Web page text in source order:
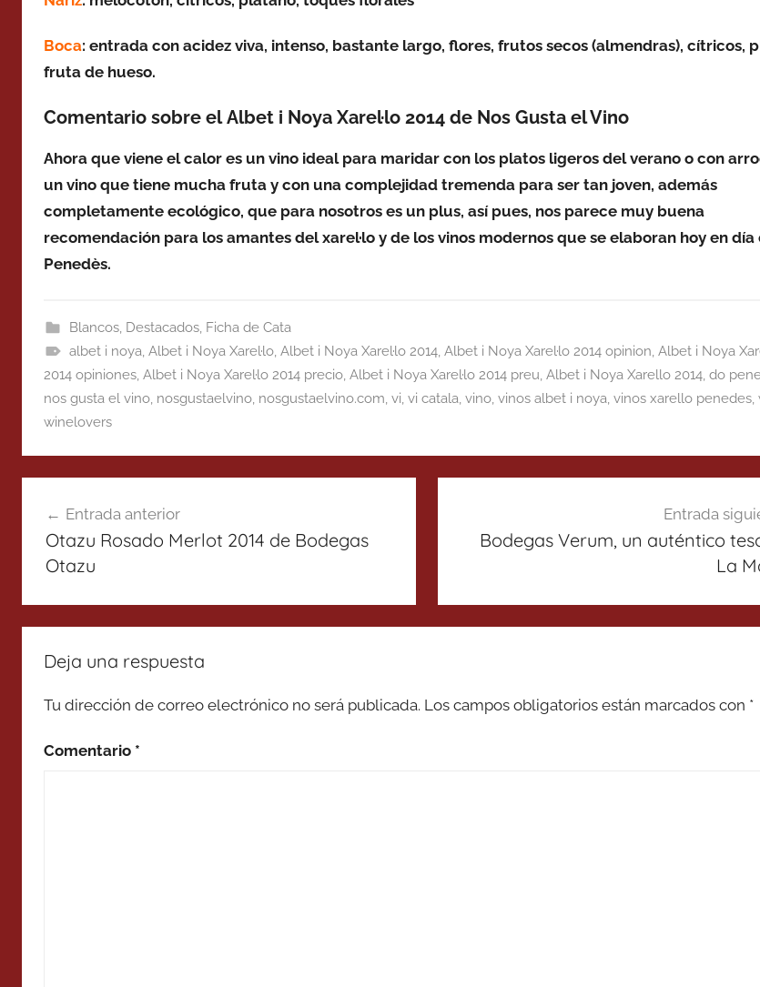
Boca: entrada con acidez viva, intenso, bastante largo, flores, frutos secos (almendras), cítricos,
fruta de hueso.
Comentario sobre el Albet i Noya Xarel·lo 2014 de Nos Gusta el Vino
Ahora que viene el calor es un vino ideal para maridar con los platos ligeros del verano o con
un vino que tiene mucha fruta y con una complejidad tremenda para ser tan joven, además
completamente ecológico, que para nosotros es un plus, así pues, nos parece muy buena
recomendación para los amantes del xarel·lo y de los vinos modernos que se elaboran hoy en día
Penedès.
Blancos, Destacados, Ficha de Cata
albet i noya, Albet i Noya Xarel·lo, Albet i Noya Xarel·lo 2014, Albet i Noya Xarel·lo 2014 opinion, Albet i Noya
2014 opiniones, Albet i Noya Xarel·lo 2014 precio, Albet i Noya Xarel·lo 2014 preu, Albet i Noya Xarello 2014, do
nos gusta el vino, nosgustaelvino, nosgustaelvino.com, vi, vi catala, vino, vinos albet i noya, vinos xarello penedes,
winelovers
de
entradas
Entrada anterior
Otazu Rosado Merlot 2014 de Bodegas
Otazu
Entrada
Bodegas Verum, un auténtico
La
Deja una respuesta
Tu dirección de correo electrónico no será publicada. Los campos obligatorios están marcados con *
Comentario *